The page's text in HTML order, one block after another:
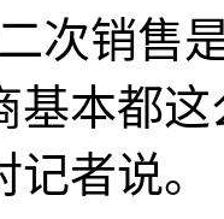
销售是
基本都
者说。